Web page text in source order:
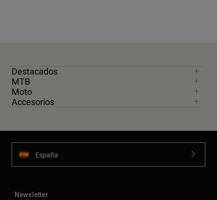
Destacados
MTB
Moto
Accesorios
España
Newsletter